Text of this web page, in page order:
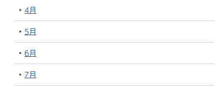
4月
5月
6月
7月